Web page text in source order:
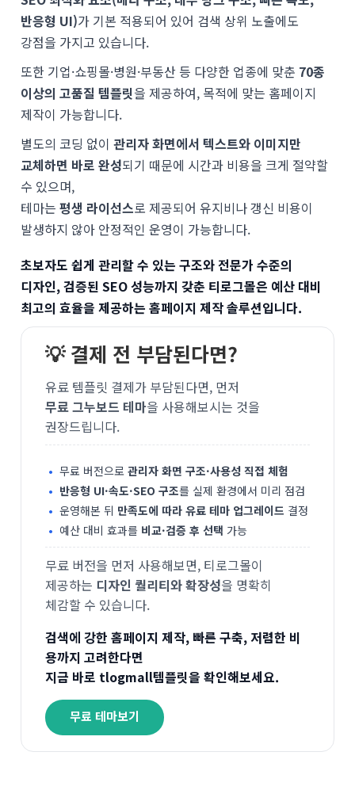
반응형 UI)가 기본 적용되어 있어 검색 상위 노출에도
강점을 가지고 있습니다.
또한 기업·쇼핑몰·병원·부동산 등 다양한 업종에 맞춘 70종
이상의 고품질 템플릿을 제공하여, 목적에 맞는 홈페이지
제작이 가능합니다.
별도의 코딩 없이 관리자 화면에서 텍스트와 이미지만
교체하면 바로 완성되기 때문에 시간과 비용을 크게 절약할
수 있으며,
테마는 평생 라이선스로 제공되어 유지비나 갱신 비용이
발생하지 않아 안정적인 운영이 가능합니다.
초보자도 쉽게 관리할 수 있는 구조와 전문가 수준의
디자인, 검증된 SEO 성능까지 갖춘 티로그몰은 예산 대비
최고의 효율을 제공하는 홈페이지 제작 솔루션입니다.
💡 결제 전 부담된다면?
유료 템플릿 결제가 부담된다면, 먼저
무료 그누보드 테마을 사용해보시는 것을
권장드립니다.
무료 버전으로 관리자 화면 구조·사용성 직접 체험
반응형 UI·속도·SEO 구조를 실제 환경에서 미리 점검
운영해본 뒤 만족도에 따라 유료 테마 업그레이드 결정
예산 대비 효과를 비교·검증 후 선택 가능
무료 버전을 먼저 사용해보면, 티로그몰이
제공하는 디자인 퀄리티와 확장성을 명확히
체감할 수 있습니다.
검색에 강한 홈페이지 제작, 빠른 구축, 저렴한 비
용까지 고려한다면
지금 바로 tlogmall템플릿을 확인해보세요.
무료 테마보기